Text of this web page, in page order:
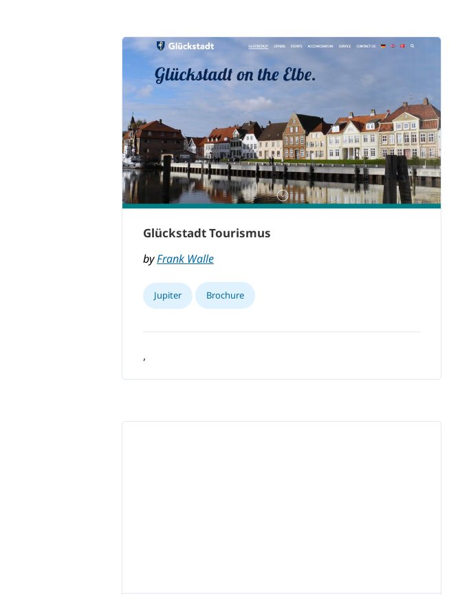
Glückstadt Tourismus
byFrank Walle
Jupiter Brochure
,